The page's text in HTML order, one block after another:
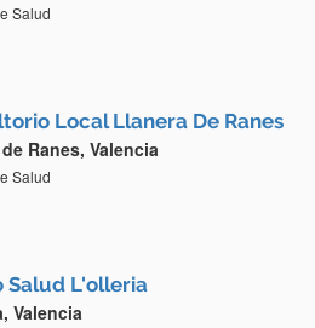
Salud
Local Llanera De Ranes
Ranes, Valencia
Salud
Salud L'olleria
Valencia